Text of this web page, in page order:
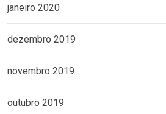
janeiro 2020
dezembro 2019
novembro 2019
outubro 2019